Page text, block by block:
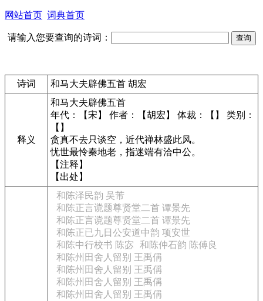
网站首页 词典首页
请输入您要查询的诗词：
诗词 和马大夫辟佛五首 胡宏
释义
和马大夫辟佛五首
年代：【宋】 作者：【胡宏】 体裁：【】 类别：
【】
贪真不去只谈空，近代禅林盛此风。
忧世最怜秦地老，指迷端有洽中公。
【注释】
【出处】
和陈泽民韵 吴芾
和陈正言谠题尊贤堂二首 谭景先
和陈正言谠题尊贤堂二首 谭景先
和陈正已九日公安道中韵 项安世
和陈中行校书 陈宓
和陈仲石韵 陈傅良
和陈州田舍人留别 王禹偁
和陈州田舍人留别 王禹偁
和陈州田舍人留别 王禹偁
和陈州田舍人留别 王禹偁